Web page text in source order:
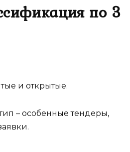
по 3
и открытые.
– особенные тендеры,